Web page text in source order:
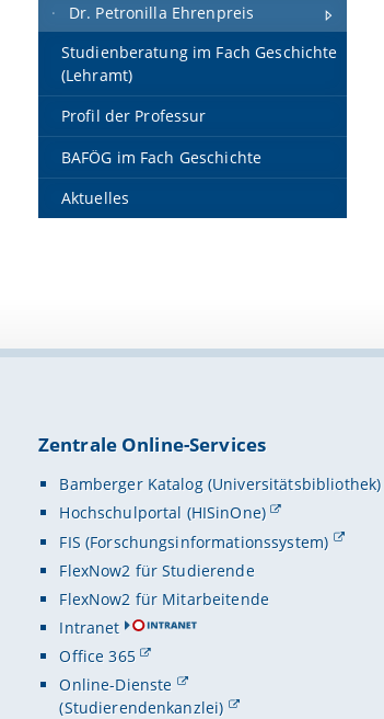
Dr. Petronilla Ehrenpreis
Studienberatung im Fach Geschichte
(Lehramt)
Profil der Professur
BAFÖG im Fach Geschichte
Aktuelles
Zentrale Online-Services
Bamberger Katalog (Universitätsbibliothek)
Hochschulportal (HISinOne)
FIS (Forschungsinformationssystem)
FlexNow2 für Studierende
FlexNow2 für Mitarbeitende
Intranet
Office 365
Online-Dienste
(Studierendenkanzlei)